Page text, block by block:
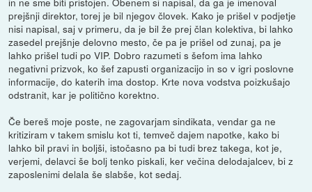
prejšnji direktor, torej je bil njegov človek. Kako je prišel v podjetje
nisi napisal, saj v primeru, da je bil že prej član kolektiva, bi lahko
zasedel prejšnje delovno mesto, če pa je prišel od zunaj, pa je
lahko prišel tudi po VIP. Dobro razumeti s šefom ima lahko
negativni prizvok, ko šef zapusti organizacijo in so v igri poslovne
informacije, do katerih ima dostop. Krte nova vodstva poizkušajo
odstranit, kar je politično korektno.
Če bereš moje poste, ne zagovarjam sindikata, vendar ga ne
kritiziram v takem smislu kot ti, temveč dajem napotke, kako bi
lahko bil pravi in boljši, istočasno pa bi tudi brez takega, kot je,
verjemi, delavci še bolj tenko piskali, ker večina delodajalcev, bi z
zaposlenimi delala še slabše, kot sedaj.